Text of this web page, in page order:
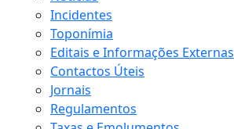
Incidentes
Toponímia
Editais e Informações Externas
Contactos Úteis
Jornais
Regulamentos